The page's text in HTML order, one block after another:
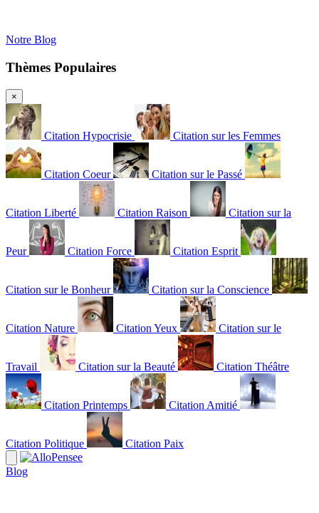
Notre Blog
Thèmes Populaires
×
Citation Hypocrisie Citation sur les Femmes
Citation Coeur Citation sur le Passé
Citation Liberté Citation Raison Citation sur la
Peur Citation Force Citation Esprit
Citation sur le Bonheur Citation sur la Conscience
Citation Nature Citation Yeux Citation sur le
Travail Citation sur la Beauté Citation Théâtre
Citation Printemps Citation Amitié
Citation Politique Citation Paix
Blog